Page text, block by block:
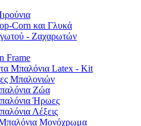
Corn και Γλυκά
- Ζαχαρωτών
Frame
Μπαλόνια Latex - Kit
Μπαλονιών
Ζώα
Ήρωες
Λέξεις
Μονόχρωμα